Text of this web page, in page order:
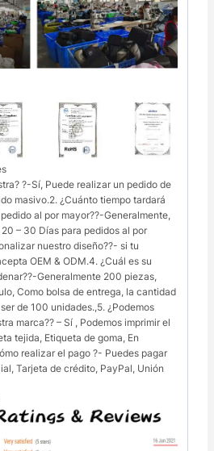
?-Sí, Puede realizar un pedido de
masivo.2. ¿Cuánto tiempo tardará
al por mayor??-Generalmente,
– 30 Días para pedidos al por
nuestro diseño??- si tu
OEM & ODM.4. ¿Cuál es su
Generalmente 200 piezas,
Como bolsa de entrega, la cantidad
de 100 unidades.,5. ¿Podemos
marca?? – Sí , Podemos imprimir el
tejida, Etiqueta de goma, En
realizar el pago ?- Puedes pagar
Tarjeta de crédito, PayPal, Unión